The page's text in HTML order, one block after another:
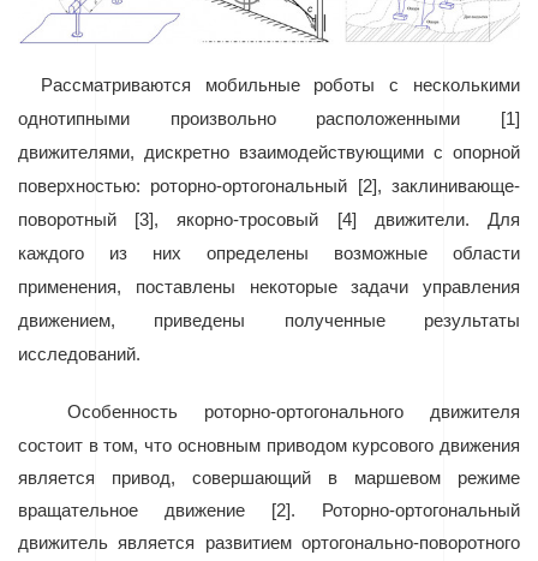
Рассматриваются мобильные роботы с несколькими
однотипными произвольно расположенными [1]
движителями, дискретно взаимодействующими с опорной
поверхностью: роторно-ортогональный [2], заклинивающе-
поворотный [3], якорно-тросовый [4] движители. Для
каждого из них определены возможные области
применения, поставлены некоторые задачи управления
движением, приведены полученные результаты
исследований.
Особенность роторно-ортогонального движителя
состоит в том, что основным приводом курсового движения
является привод, совершающий в маршевом режиме
вращательное движение [2]. Роторно-ортогональный
движитель является развитием ортогонально-поворотного